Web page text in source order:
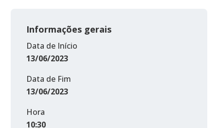
Informações gerais
Data de Início
13/06/2023
Data de Fim
13/06/2023
Hora
10:30